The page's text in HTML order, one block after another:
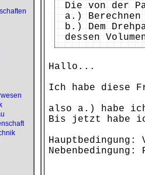
Die von der
a.)
b.) Dem
dessen
Hallo...
Ich habe diese
also a.) habe
Bis jetzt habe
r²